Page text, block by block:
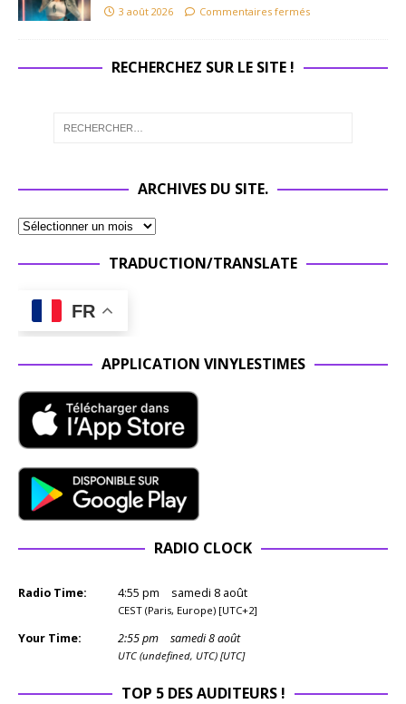
3 août 2026 Commentaires fermés
RECHERCHEZ SUR LE SITE !
ARCHIVES DU SITE.
TRADUCTION/TRANSLATE
FR
APPLICATION VINYLESTIMES
RADIO CLOCK
Radio Time: 4:55 pm samedi 8 août
CEST (Paris, Europe) [UTC+2]
Your Time: 2:55pm samedi 8 août
UTC (undefined, UTC) [UTC]
TOP 5 DES AUDITEURS !